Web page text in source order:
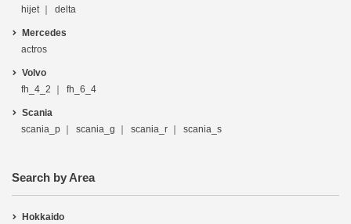
hijet
delta
Mercedes
actros
Volvo
fh_4_2
fh_6_4
Scania
scania_p
scania_g scania_r scania_s
Search by Area
Hokkaido